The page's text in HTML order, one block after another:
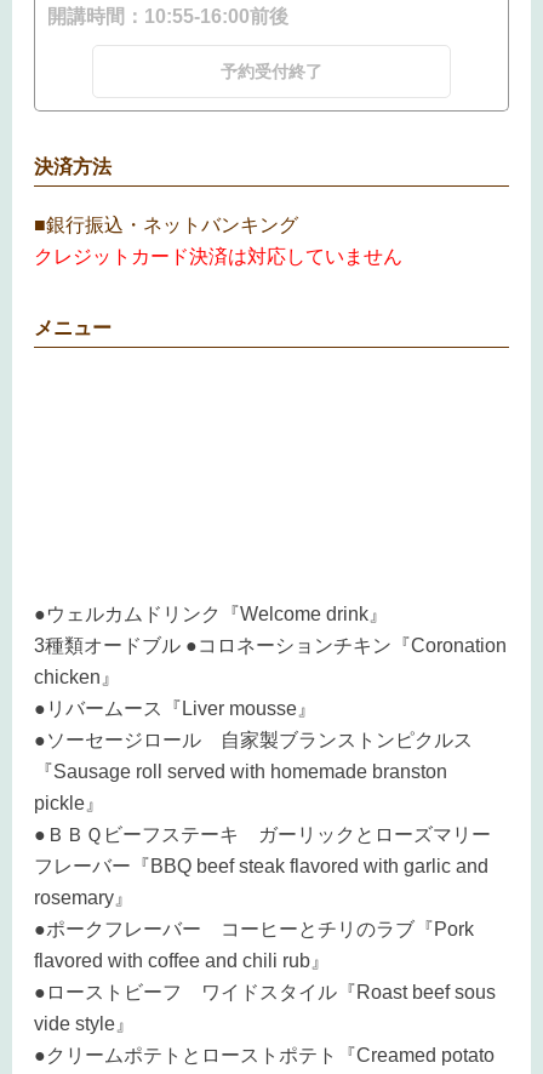
開講時間： 10:55-16:00前後
予約受付終了
決済方法
■銀行振込・ネットバンキング
クレジットカード決済は対応していません
メニュー
●ウェルカムドリンク『Welcome drink』
3種類オードブル ●コロネーションチキン『Coronation
chicken』
●リバームース『Liver mousse』
●ソーセージロール 自家製ブランストンピクルス
『Sausage roll served with homemade branston
pickle』
●ＢＢＱビーフステーキ ガーリックとローズマリー
フレーバー『BBQ beef steak flavored with garlic and
rosemary』
●ポークフレーバー コーヒーとチリのラブ『Pork
flavored with coffee and chili rub』
●ローストビーフ ワイドスタイル『Roast beef sous
vide style』
●クリームポテトとローストポテト『Creamed potato